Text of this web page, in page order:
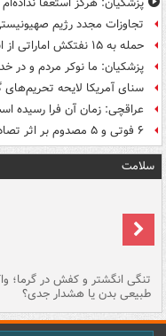
تجاوزات مجدد رژیم
حمله به ۱۵ نفتکش‌ اماراتی از ابتدای جنگ
پزشکیان: ما نوکر مردم و در
سنای آمریکا لایحه
عراقچی: زمان آن فرا رسیده
۶ فوتی و ۵ مصدوم بر اثر تصادف زنجیره‌ای
سلامت
تنگی انگشتر و کفش در گرما؛
طبیعی بدن یا هشدار جدی؟